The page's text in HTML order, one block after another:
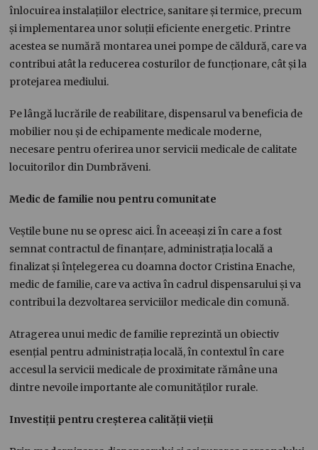
înlocuirea instalațiilor electrice, sanitare și termice, precum
și implementarea unor soluții eficiente energetic. Printre
acestea se numără montarea unei pompe de căldură, care va
contribui atât la reducerea costurilor de funcționare, cât și la
protejarea mediului.
Pe lângă lucrările de reabilitare, dispensarul va beneficia de
mobilier nou și de echipamente medicale moderne,
necesare pentru oferirea unor servicii medicale de calitate
locuitorilor din Dumbrăveni.
Medic de familie nou pentru comunitate
Veștile bune nu se opresc aici. În aceeași zi în care a fost
semnat contractul de finanțare, administrația locală a
finalizat și înțelegerea cu doamna doctor Cristina Enache,
medic de familie, care va activa în cadrul dispensarului și va
contribui la dezvoltarea serviciilor medicale din comună.
Atragerea unui medic de familie reprezintă un obiectiv
esențial pentru administrația locală, în contextul în care
accesul la servicii medicale de proximitate rămâne una
dintre nevoile importante ale comunităților rurale.
Investiții pentru creșterea calității vieții